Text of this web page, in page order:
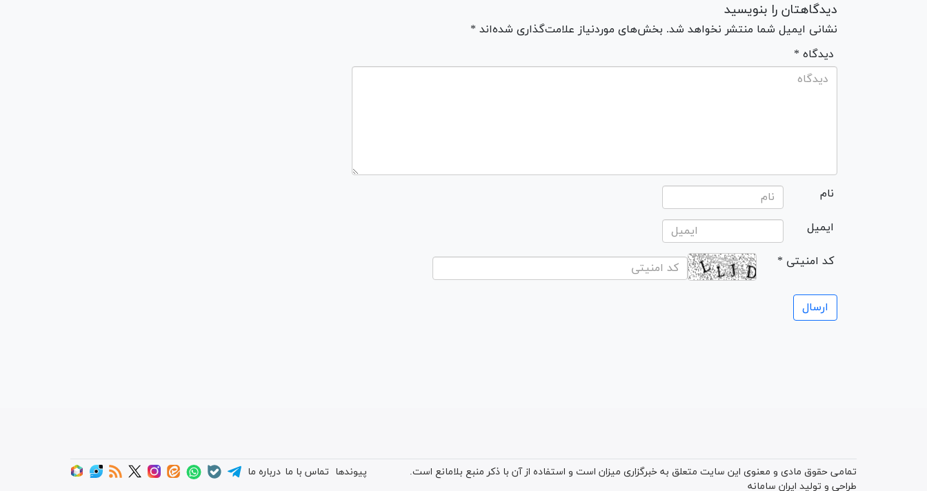
دیدگاهتان را بنویسید
نشانی ایمیل شما منتشر نخواهد شد. بخش‌های موردنیاز علامت‌گذاری شده‌اند *
* دیدگاه
نام
ایمیل
* کد امنیتی
تمامی حقوق مادی و معنوی این سایت متعلق به خبرگزاری میزان است و استفاده از آن با ذکر منبع بلامانع است.
طراحی و تولید ایران سامانه
پیوندها تماس با ما درباره ما